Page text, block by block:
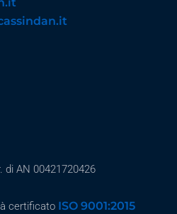
di AN 00421720426
certificato ISO 9001:2015